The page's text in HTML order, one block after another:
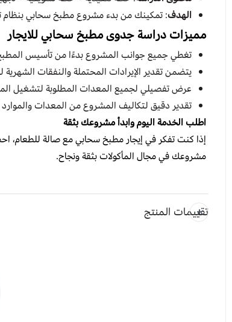
الهدف: تمكينك من بدء مشروع مطبخ سحابي بنظام
مميزات دراسة جدوى مطبخ سحابي للايجار
تغطي جميع جوانب المشروع بدءًا من تأسيس
يتضمن تقدير الإيرادات المحتملة والنفقات
عرض تفصيلي لجميع المعدات المطلوبة لتشغيل
تقدير دقيق لتكاليف المشروع من المعدات
اطلب الخدمة اليوم وابدأ مشروعك بثقة
مشروعك في مجال المأكولات بثقة ونجاح.
تقييمات المنتج